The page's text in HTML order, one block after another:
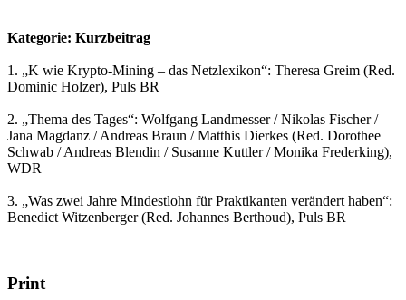
Kategorie: Kurzbeitrag
1. „K wie Krypto-Mining – das Netzlexikon“: Theresa Greim (Red.
Dominic Holzer), Puls BR
2. „Thema des Tages“: Wolfgang Landmesser / Nikolas Fischer /
Jana Magdanz / Andreas Braun / Matthis Dierkes (Red. Dorothee
Schwab / Andreas Blendin / Susanne Kuttler / Monika Frederking),
WDR
3. „Was zwei Jahre Mindestlohn für Praktikanten verändert haben“:
Benedict Witzenberger (Red. Johannes Berthoud), Puls BR
Print